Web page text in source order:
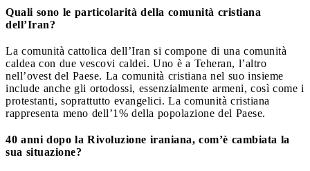
Quali sono le particolarità della comunità cristiana
dell’Iran?
La comunità cattolica dell’Iran si compone di una comunità
caldea con due vescovi caldei. Uno è a Teheran, l’altro
nell’ovest del Paese. La comunità cristiana nel suo insieme
include anche gli ortodossi, essenzialmente armeni, così come i
protestanti, soprattutto evangelici. La comunità cristiana
rappresenta meno dell’1% della popolazione del Paese.
40 anni dopo la Rivoluzione iraniana, com’è cambiata la
sua situazione?